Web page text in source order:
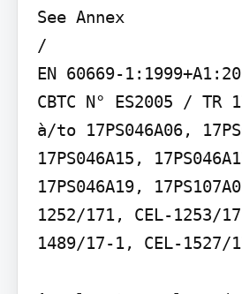
See Annex
/
EN 60669-
CBTC N° ES2005 / TR
à/to 17PS046A06,
17PS046A15,
17PS046A19,
1252/171, CEL-1253/
1489/17-1, CEL-1527/